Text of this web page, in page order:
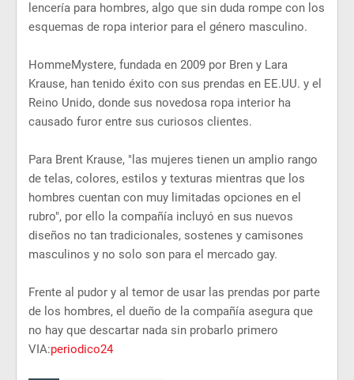
lencería para hombres, algo que sin duda rompe con los
esquemas de ropa interior para el género masculino.
HommeMystere, fundada en 2009 por Bren y Lara
Krause, han tenido éxito con sus prendas en EE.UU. y el
Reino Unido, donde sus novedosa ropa interior ha
causado furor entre sus curiosos clientes.
Para Brent Krause, "las mujeres tienen un amplio rango
de telas, colores, estilos y texturas mientras que los
hombres cuentan con muy limitadas opciones en el
rubro", por ello la compañía incluyó en sus nuevos
diseños no tan tradicionales, sostenes y camisones
masculinos y no solo son para el mercado gay.
Frente al pudor y al temor de usar las prendas por parte
de los hombres, el dueño de la compañía asegura que
no hay que descartar nada sin probarlo primero
VIA:periodico24